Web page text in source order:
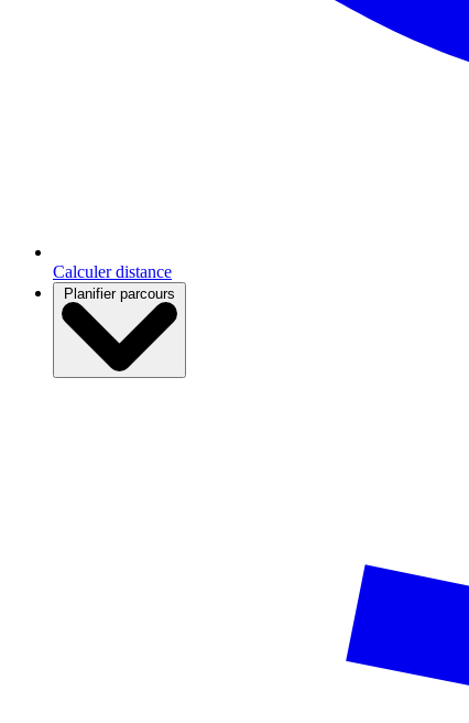
Calculer distance
Planifier parcours